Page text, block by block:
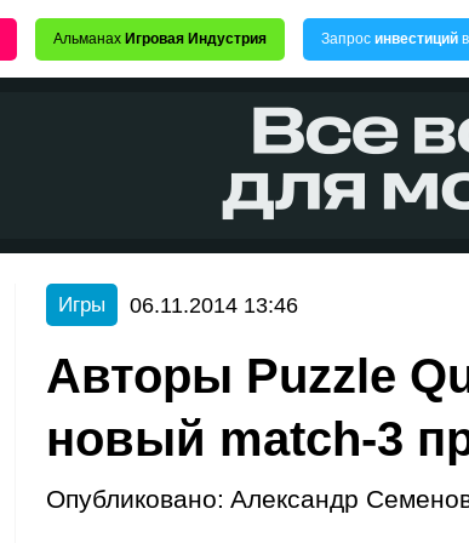
Альманах Игровая Индустрия Запрос инвестиций
Игры 06.11.2014 13:46
Авторы Puzzle
новый match-3
Опубликовано: Александр